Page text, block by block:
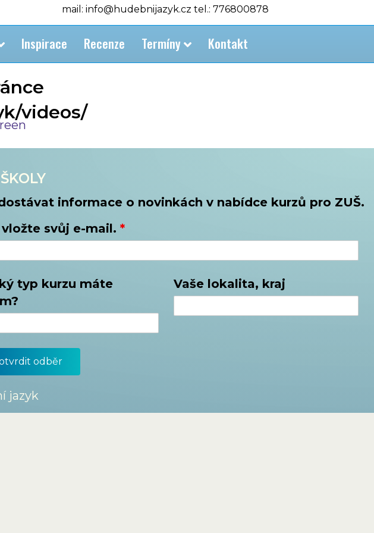
mail: info@hudebnijazyk.cz tel.: 776800878
Inspirace Recenze Termíny Kontakt
videos/
informace o novinkách v nabídce kurzů pro ZUŠ.
vložte svůj e-mail.*
typ kurzu máte
Vaše lokalita, kraj
jazyk